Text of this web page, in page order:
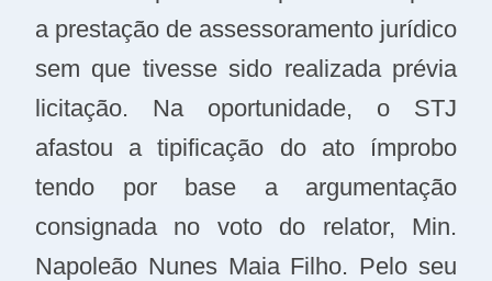
a prestação de assessoramento jurídico
sem que tivesse sido realizada prévia
licitação. Na oportunidade, o STJ
afastou a tipificação do ato ímprobo
tendo por base a argumentação
consignada no voto do relator, Min.
Napoleão Nunes Maia Filho. Pelo seu